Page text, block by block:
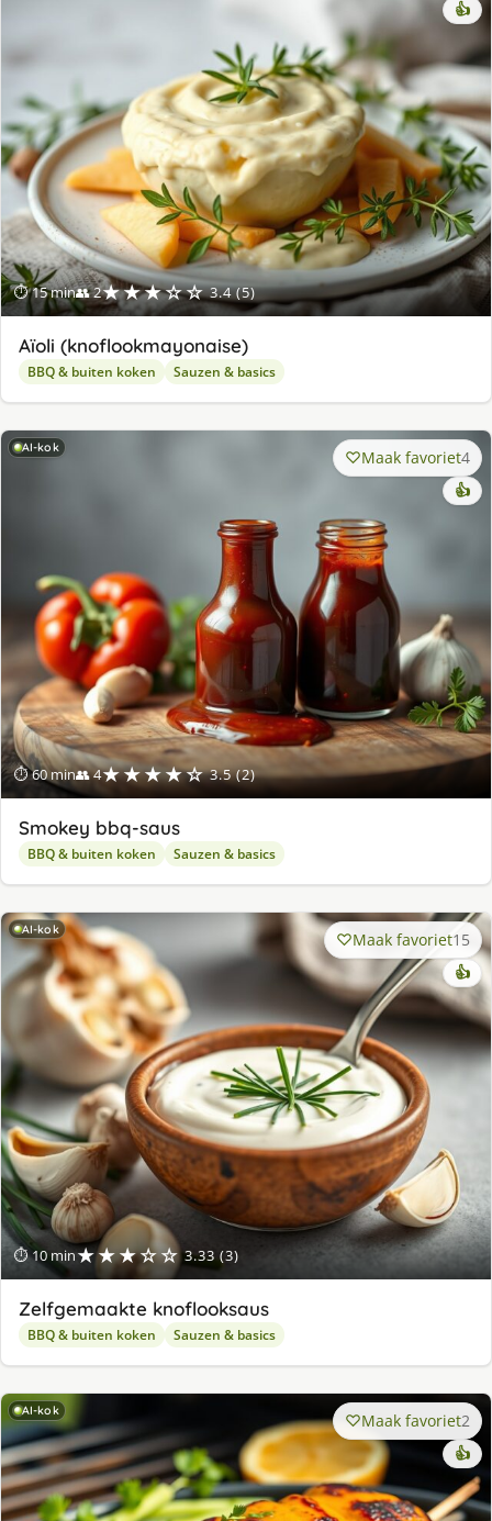
⏱ 15 min👥 2★★★☆☆ 3.4 (5)
👍
Aïoli (knoflookmayonaise)
BBQ & buiten koken Sauzen & basics
AI-kok
⏱ 60 min👥 4★★★★☆ 3.5 (2)
Maak favoriet4
👍
Smo­key bbq-saus
BBQ & buiten koken Sauzen & basics
AI-kok
⏱ 10 min★★★☆☆ 3.33 (3)
Maak favoriet15
👍
Zelfgemaakte knoflooksaus
BBQ & buiten koken Sauzen & basics
AI-kok Maak favoriet2
👍